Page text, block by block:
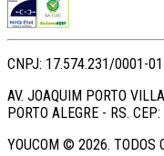
CNPJ: 17.574.231/0001-01
AV. JOAQUIM PORTO
PORTO ALEGRE - RS.
YOUCOM © 2026. TODOS